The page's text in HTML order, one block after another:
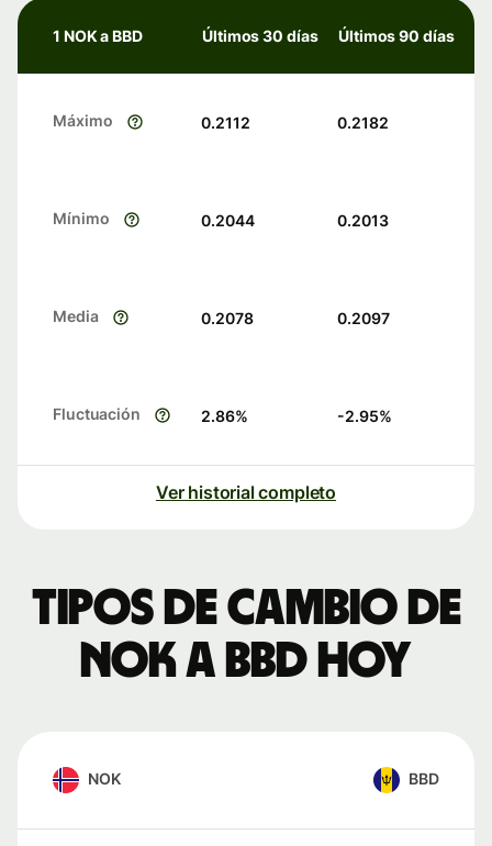
1 NOK a BBD Últimos 30 días Últimos 90 días
Máximo 0.2112 0.2182
Mínimo 0.2044 0.2013
Media 0.2078 0.2097
Fluctuación 2.86% -2.95%
Ver historial completo
Tipos de cambio de
NOK a BBD hoy
NOK BBD